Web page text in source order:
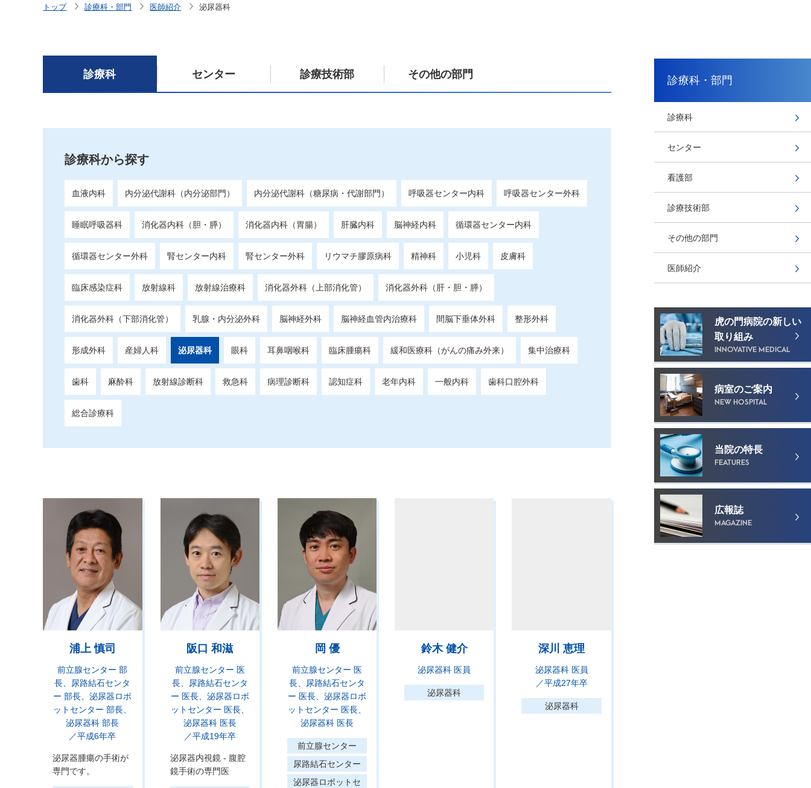
診療科 センター 診療技術部 その他の部門
診療科から探す
血液内科 内分泌代謝科（内分泌部門） 内分泌代謝科（糖尿病・代謝部門） 呼吸器センター内科 呼吸器センター外科
睡眠呼吸器科 消化器内科（胆・膵） 消化器内科（胃腸） 肝臓内科 脳神経内科 循環器センター内科
循環器センター外科 腎センター内科 腎センター外科 リウマチ膠原病科 精神科 小児科 皮膚科
臨床感染症科 放射線科 放射線治療科 消化器外科（上部消化管） 消化器外科（肝・胆・膵）
消化器外科（下部消化管） 乳腺・内分泌外科 脳神経外科 脳神経血管内治療科 間脳下垂体外科 整形外科
形成外科 産婦人科 泌尿器科 眼科 耳鼻咽喉科 臨床腫瘍科 緩和医療科（がんの痛み外来） 集中治療科
歯科 麻酔科 放射線診断科 救急科 病理診断科 認知症科 老年内科 一般内科 歯科口腔外科
総合診療科
浦上 慎司
前立腺センター 部
長
尿路結石センタ
ー 部長
泌尿器ロボ
ットセンター 部長
泌尿器科 部長
／平成6年卒
泌尿器腫瘍の手術が
専門です。
阪口 和滋
前立腺センター 医
長
尿路結石センタ
ー 医長
泌尿器ロボ
ットセンター 医長
泌尿器科 医長
／平成19年卒
泌尿器内視鏡 - 腹腔
鏡手術の専門医
岡 優
前立腺センター 医
長
尿路結石センタ
ー 医長
泌尿器ロボ
ットセンター 医長
泌尿器科 医長
前立腺センター
尿路結石センター
泌尿器ロボットセ
鈴木 健介
泌尿器科 医員
泌尿器科
深川 恵理
泌尿器科 医員
／平成27年卒
泌尿器科
トップ 診療科・部門 医師紹介 泌尿器科
診療科・部門
診療科
センター
看護部
診療技術部
その他の部門
医師紹介
虎の門病院の新しい
取り組み
INNOVATIVE MEDICAL
病室のご案内
NEW HOSPITAL
当院の特長
FEATURES
広報誌
MAGAZINE